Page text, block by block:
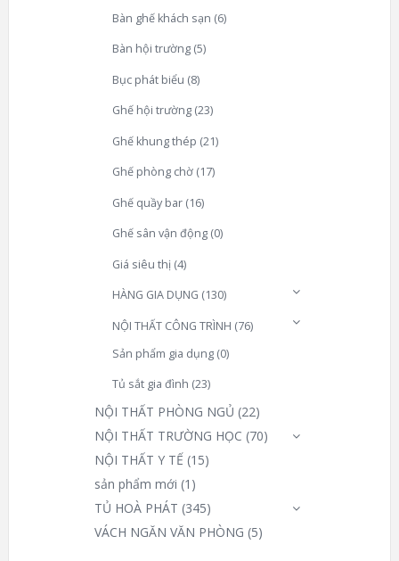
Bàn ghế khách sạn (6)
Bàn hội trường (5)
Bục phát biểu (8)
Ghế hội trường (23)
Ghế khung thép (21)
Ghế phòng chờ (17)
Ghế quầy bar (16)
Ghế sân vận động (0)
Giá siêu thị (4)
HÀNG GIA DỤNG (130)
NỘI THẤT CÔNG TRÌNH (76)
Sản phẩm gia dụng (0)
Tủ sắt gia đình (23)
NỘI THẤT PHÒNG NGỦ (22)
NỘI THẤT TRƯỜNG HỌC (70)
NỘI THẤT Y TẾ (15)
sản phẩm mới (1)
TỦ HOÀ PHÁT (345)
VÁCH NGĂN VĂN PHÒNG (5)